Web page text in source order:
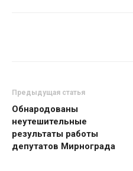
Предыдущая статья
Обнародованы
неутешительные
результаты работы
депутатов Мирнограда